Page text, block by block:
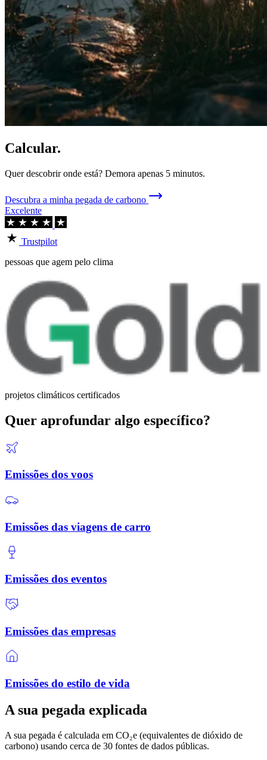
Calcular.
Quer descobrir onde está? Demora apenas 5 minutos.
Descubra a minha pegada de carbono
Excelente
Trustpilot
pessoas que agem pelo clima
projetos climáticos certificados
Quer aprofundar algo específico?
Emissões dos voos
Emissões das viagens de carro
Emissões dos eventos
Emissões das empresas
Emissões do estilo de vida
A sua pegada explicada
A sua pegada é calculada em CO₂e (equivalentes de dióxido de
carbono) usando cerca de 30 fontes de dados públicas.